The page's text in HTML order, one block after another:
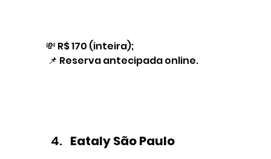
💸 R$ 170 (inteira);
📌 Reserva antecipada online.
Eataly São Paulo